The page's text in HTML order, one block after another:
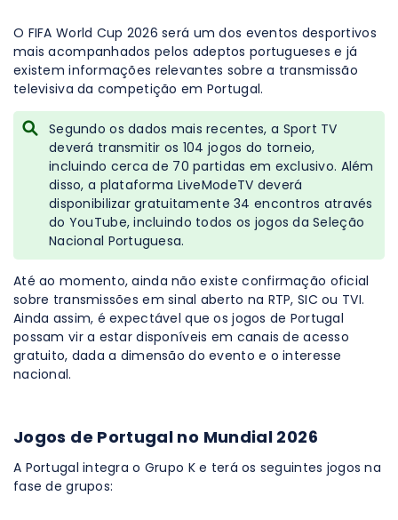
O FIFA World Cup 2026 será um dos eventos desportivos
mais acompanhados pelos adeptos portugueses e já
existem informações relevantes sobre a transmissão
televisiva da competição em Portugal.
Segundo os dados mais recentes, a Sport TV
deverá transmitir os 104 jogos do torneio,
incluindo cerca de 70 partidas em exclusivo. Além
disso, a plataforma LiveModeTV deverá
disponibilizar gratuitamente 34 encontros através
do YouTube, incluindo todos os jogos da Seleção
Nacional Portuguesa.
Até ao momento, ainda não existe confirmação oficial
sobre transmissões em sinal aberto na RTP, SIC ou TVI.
Ainda assim, é expectável que os jogos de Portugal
possam vir a estar disponíveis em canais de acesso
gratuito, dada a dimensão do evento e o interesse
nacional.
Jogos de Portugal no Mundial 2026
A Portugal integra o Grupo K e terá os seguintes jogos na
fase de grupos: